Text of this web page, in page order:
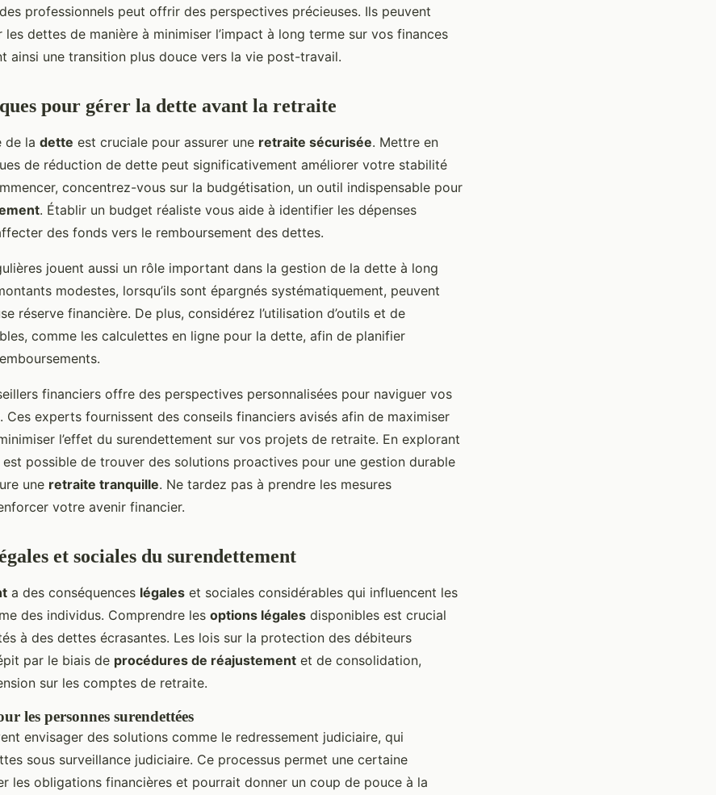
professionnels peut offrir des perspectives précieuses. Ils peuvent
dettes de manière à minimiser l’impact à long terme sur vos finances
ainsi une transition plus douce vers la vie post-travail.
pour gérer la dette avant la retraite
de la dette est cruciale pour assurer une retraite sécurisée. Mettre en
de réduction de dette peut significativement améliorer votre stabilité
concentrez-vous sur la budgétisation, un outil indispensable pour
. Établir un budget réaliste vous aide à identifier les dépenses
des fonds vers le remboursement des dettes.
jouent aussi un rôle important dans la gestion de la dette à long
modestes, lorsqu’ils sont épargnés systématiquement, peuvent
réserve financière. De plus, considérez l’utilisation d’outils et de
comme les calculettes en ligne pour la dette, afin de planifier
financiers offre des perspectives personnalisées pour naviguer vos
Ces experts fournissent des conseils financiers avisés afin de maximiser
l’effet du surendettement sur vos projets de retraite. En explorant
possible de trouver des solutions proactives pour une gestion durable
une retraite tranquille. Ne tardez pas à prendre les mesures
votre avenir financier.
et sociales du surendettement
a des conséquences légales et sociales considérables qui influencent les
des individus. Comprendre les options légales disponibles est crucial
à des dettes écrasantes. Les lois sur la protection des débiteurs
par le biais de procédures de réajustement et de consolidation,
sur les comptes de retraite.
les personnes surendettées
envisager des solutions comme le redressement judiciaire, qui
sous surveillance judiciaire. Ce processus permet une certaine
les obligations financières et pourrait donner un coup de pouce à la